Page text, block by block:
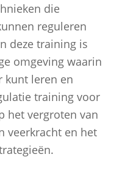
die
reguleren
deze training is
omgeving waarin
kunt leren en
training voor
het vergroten van
veerkracht en het